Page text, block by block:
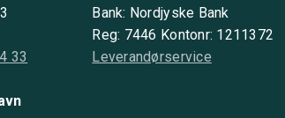
33
Bank: Nordjyske Bank
Reg: 7446 Kontonr: 1211372
Leverandørservice